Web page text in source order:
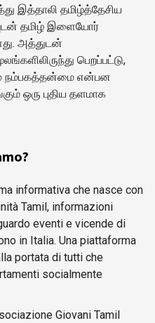
இத்தாலி தமிழ்த்தேசிய
தமிழ் இளையோர்
அத்துடன்
பெறப்பட்டு,
நம்பகத்தன்மை என்பன
ஒரு புதிய தளமாக
informativa che nasce con
Tamil, informazioni
eventi e vicende di
in Italia. Una piattaforma
portata di tutti che
socialmente
Giovani Tamil